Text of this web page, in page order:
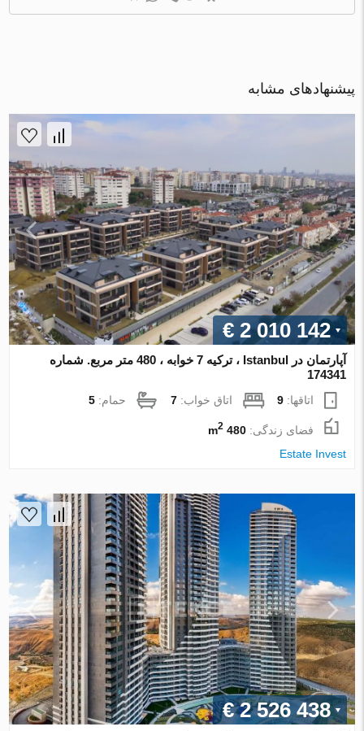
پیشنهادهای مشابه
€ 2 010 142
آپارتمان در Istanbul ، ترکیه 7 خوابه ، 480 متر مربع. شماره
174341
اتاقها:9 اتاق خواب:7 حمام:5
فضای زندگی:480 m
2
Estate Invest
€ 2 526 438